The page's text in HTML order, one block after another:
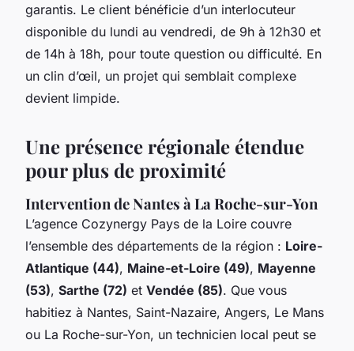
garantis. Le client bénéficie d’un interlocuteur
disponible du lundi au vendredi, de 9h à 12h30 et
de 14h à 18h, pour toute question ou difficulté. En
un clin d’œil, un projet qui semblait complexe
devient limpide.
Une présence régionale étendue
pour plus de proximité
Intervention de Nantes à La Roche-sur-Yon
L’agence Cozynergy Pays de la Loire couvre
l’ensemble des départements de la région : Loire-
Atlantique (44), Maine-et-Loire (49), Mayenne
(53), Sarthe (72) et Vendée (85). Que vous
habitiez à Nantes, Saint-Nazaire, Angers, Le Mans
ou La Roche-sur-Yon, un technicien local peut se